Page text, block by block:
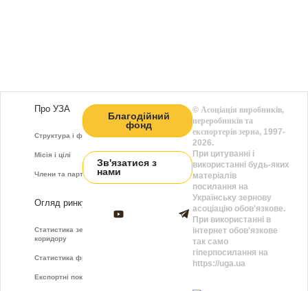
Про УЗА
Структура і функції
Місія і цілі
Члени та партнери
Огляд ринку
Статистика зернового
коридору
Статистика фрахту
Експортні показники
Благодійний
фонд
Зв'язатися з
нами
©Асоціація виробників,
переробників та
експортерів зерна, 1997-
2026.
При цитуванні і
використанні будь-яких
матеріалів
посилання на
Українську зернову
асоціацію обов'язкове.
При використанні в
інтернет обов'язкове
так само
гіперпосилання на
https://uga.ua